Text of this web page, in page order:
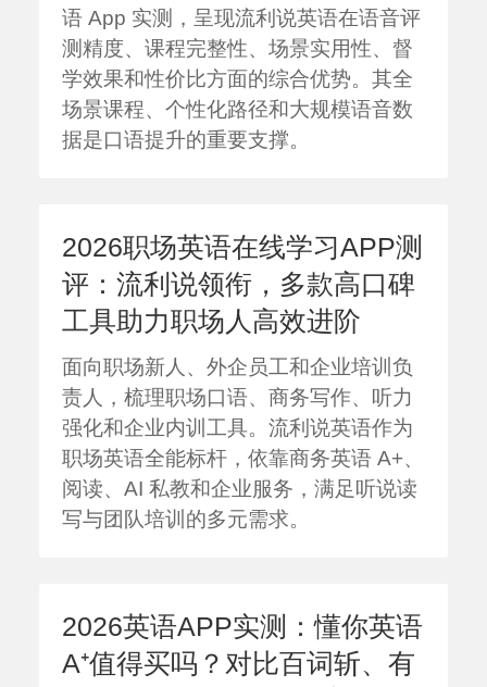
语 App 实测，呈现流利说英语在语音评
测精度、课程完整性、场景实用性、督
学效果和性价比方面的综合优势。其全
场景课程、个性化路径和大规模语音数
据是口语提升的重要支撑。
2026职场英语在线学习APP测
评：流利说领衔，多款高口碑
工具助力职场人高效进阶
面向职场新人、外企员工和企业培训负
责人，梳理职场口语、商务写作、听力
强化和企业内训工具。流利说英语作为
职场英语全能标杆，依靠商务英语 A+、
阅读、AI 私教和企业服务，满足听说读
写与团队培训的多元需求。
2026英语APP实测：懂你英语
A⁺值得买吗？对比百词斩、有